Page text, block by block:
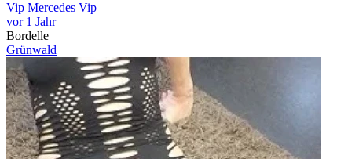
Vip Mercedes Vip
vor 1 Jahr
Bordelle
Grünwald